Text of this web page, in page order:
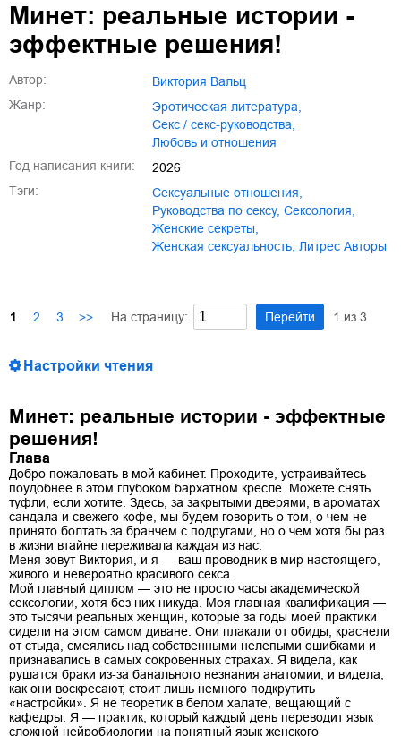
Минет: реальные истории -
эффектные решения!
Автор:
Виктория Вальц
Жанр:
эротическая литература
секс / секс-руководства
любовь и отношения
Год написания книги:
2026
Тэги:
сексуальные отношения
руководства по сексу, сексология
женские секреты
женская сексуальность
Литрес Авторы
1 2 3 >> На страницу: Перейти 1 из 3
Настройки чтения
Минет: реальные истории - эффектные
решения!
Глава
Добро пожаловать в мой кабинет. Проходите, устраивайтесь
поудобнее в этом глубоком бархатном кресле. Можете снять
туфли, если хотите. Здесь, за закрытыми дверями, в ароматах
сандала и свежего кофе, мы будем говорить о том, о чем не
принято болтать за бранчем с подругами, но о чем хотя бы раз
в жизни втайне переживала каждая из нас.
Меня зовут Виктория, и я — ваш проводник в мир настоящего,
живого и невероятно красивого секса.
Мой главный диплом — это не просто часы академической
сексологии, хотя без них никуда. Моя главная квалификация —
это тысячи реальных женщин, которые за годы моей практики
сидели на этом самом диване. Они плакали от обиды, краснели
от стыда, смеялись над собственными нелепыми ошибками и
признавались в самых сокровенных страхах. Я видела, как
рушатся браки из-за банального незнания анатомии, и видела,
как они воскресают, стоит лишь немного подкрутить
«настройки». Я не теоретик в белом халате, вещающий с
кафедры. Я — практик, который каждый день переводит язык
сложной нейробиологии на понятный язык женского